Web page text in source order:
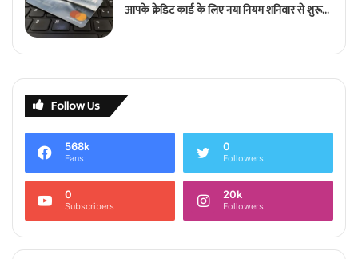
आपके क्रेडिट कार्ड के लिए नया नियम शनिवार से शुरू…
Follow Us
568k
Fans
0
Followers
0
Subscribers
20k
Followers